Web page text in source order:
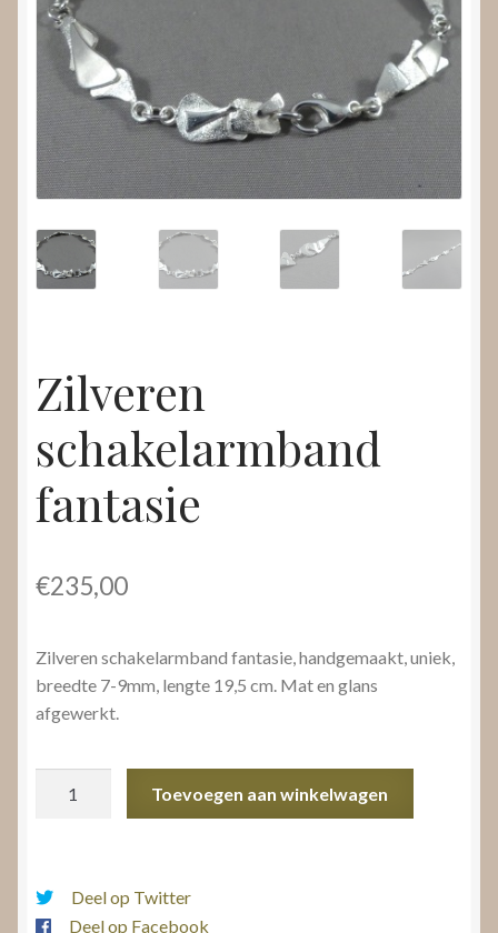
Nieuws
Video’s
Submenu
uitvouwen
Zilveren
schakelarmband
fantasie
€235,00
Zilveren schakelarmband fantasie, handgemaakt, uniek,
breedte 7-9mm, lengte 19,5 cm. Mat en glans
afgewerkt.
Toevoegen aan winkelwagen
Deel op Twitter
Deel op Facebook